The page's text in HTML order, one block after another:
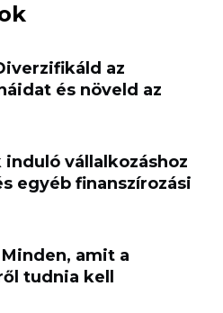
az
és növeld az
induló vállalkozáshoz
egyéb finanszírozási
amit a
tudnia kell